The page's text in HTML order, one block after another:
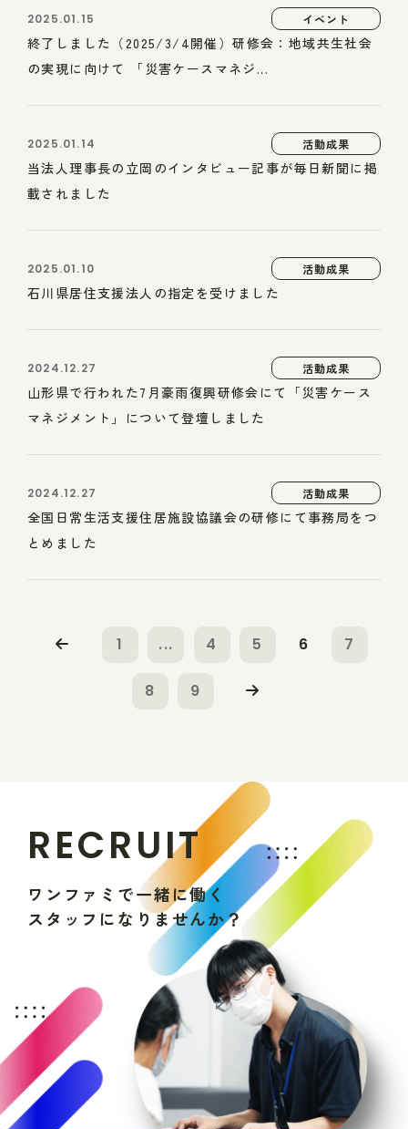
2025.01.15 イベント
終了しました（2025/3/4開催）研修会：地域共生社会
の実現に向けて 「災害ケースマネジ...
2025.01.14 活動成果
当法人理事長の立岡のインタビュー記事が毎日新聞に掲
載されました
2025.01.10 活動成果
石川県居住支援法人の指定を受けました
2024.12.27 活動成果
山形県で行われた7月豪雨復興研修会にて「災害ケース
マネジメント」について登壇しました
2024.12.27 活動成果
全国日常生活支援住居施設協議会の研修にて事務局をつ
とめました
1 ... 4 5 6 7
8 9
RECRUIT
ワ ン フ ァ ミ で一緒に働く
ス タ ッ フ にな りま せんか？